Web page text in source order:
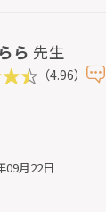
ら 先生
（4.96）
09月22日